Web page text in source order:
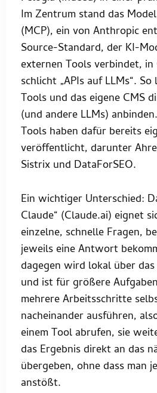
Im Zentrum stand das
(MCP), ein von Anthropic
Source-Standard, der KI-
externen Tools verbindet, in
schlicht „APIs auf LLMs“.
Tools und das eigene CMS
(und andere LLMs)
Tools haben dafür bereits
veröffentlicht, darunter
Sistrix und DataForSEO.
Ein wichtiger Unterschied:
Claude“ (Claude.ai) eignet
einzelne, schnelle Fragen,
jeweils eine Antwort
dagegen wird lokal über
und ist für größere
mehrere Arbeitsschritte
nacheinander ausführen,
einem Tool abrufen, sie
das Ergebnis direkt an das
übergeben, ohne dass man
anstößt.